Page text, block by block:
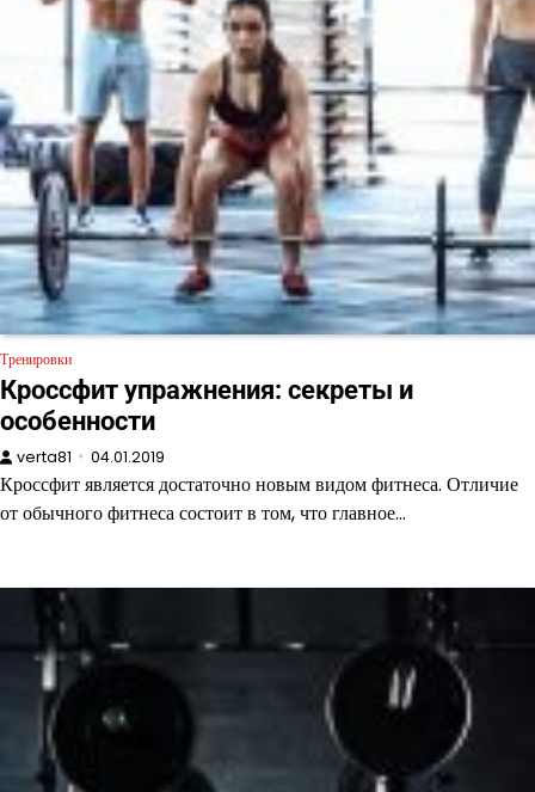
Тренировки
Кроссфит упражнения: секреты и
особенности
verta81 04.01.2019
Кроссфит является достаточно новым видом фитнеса. Отличие
от обычного фитнеса состоит в том, что главное…